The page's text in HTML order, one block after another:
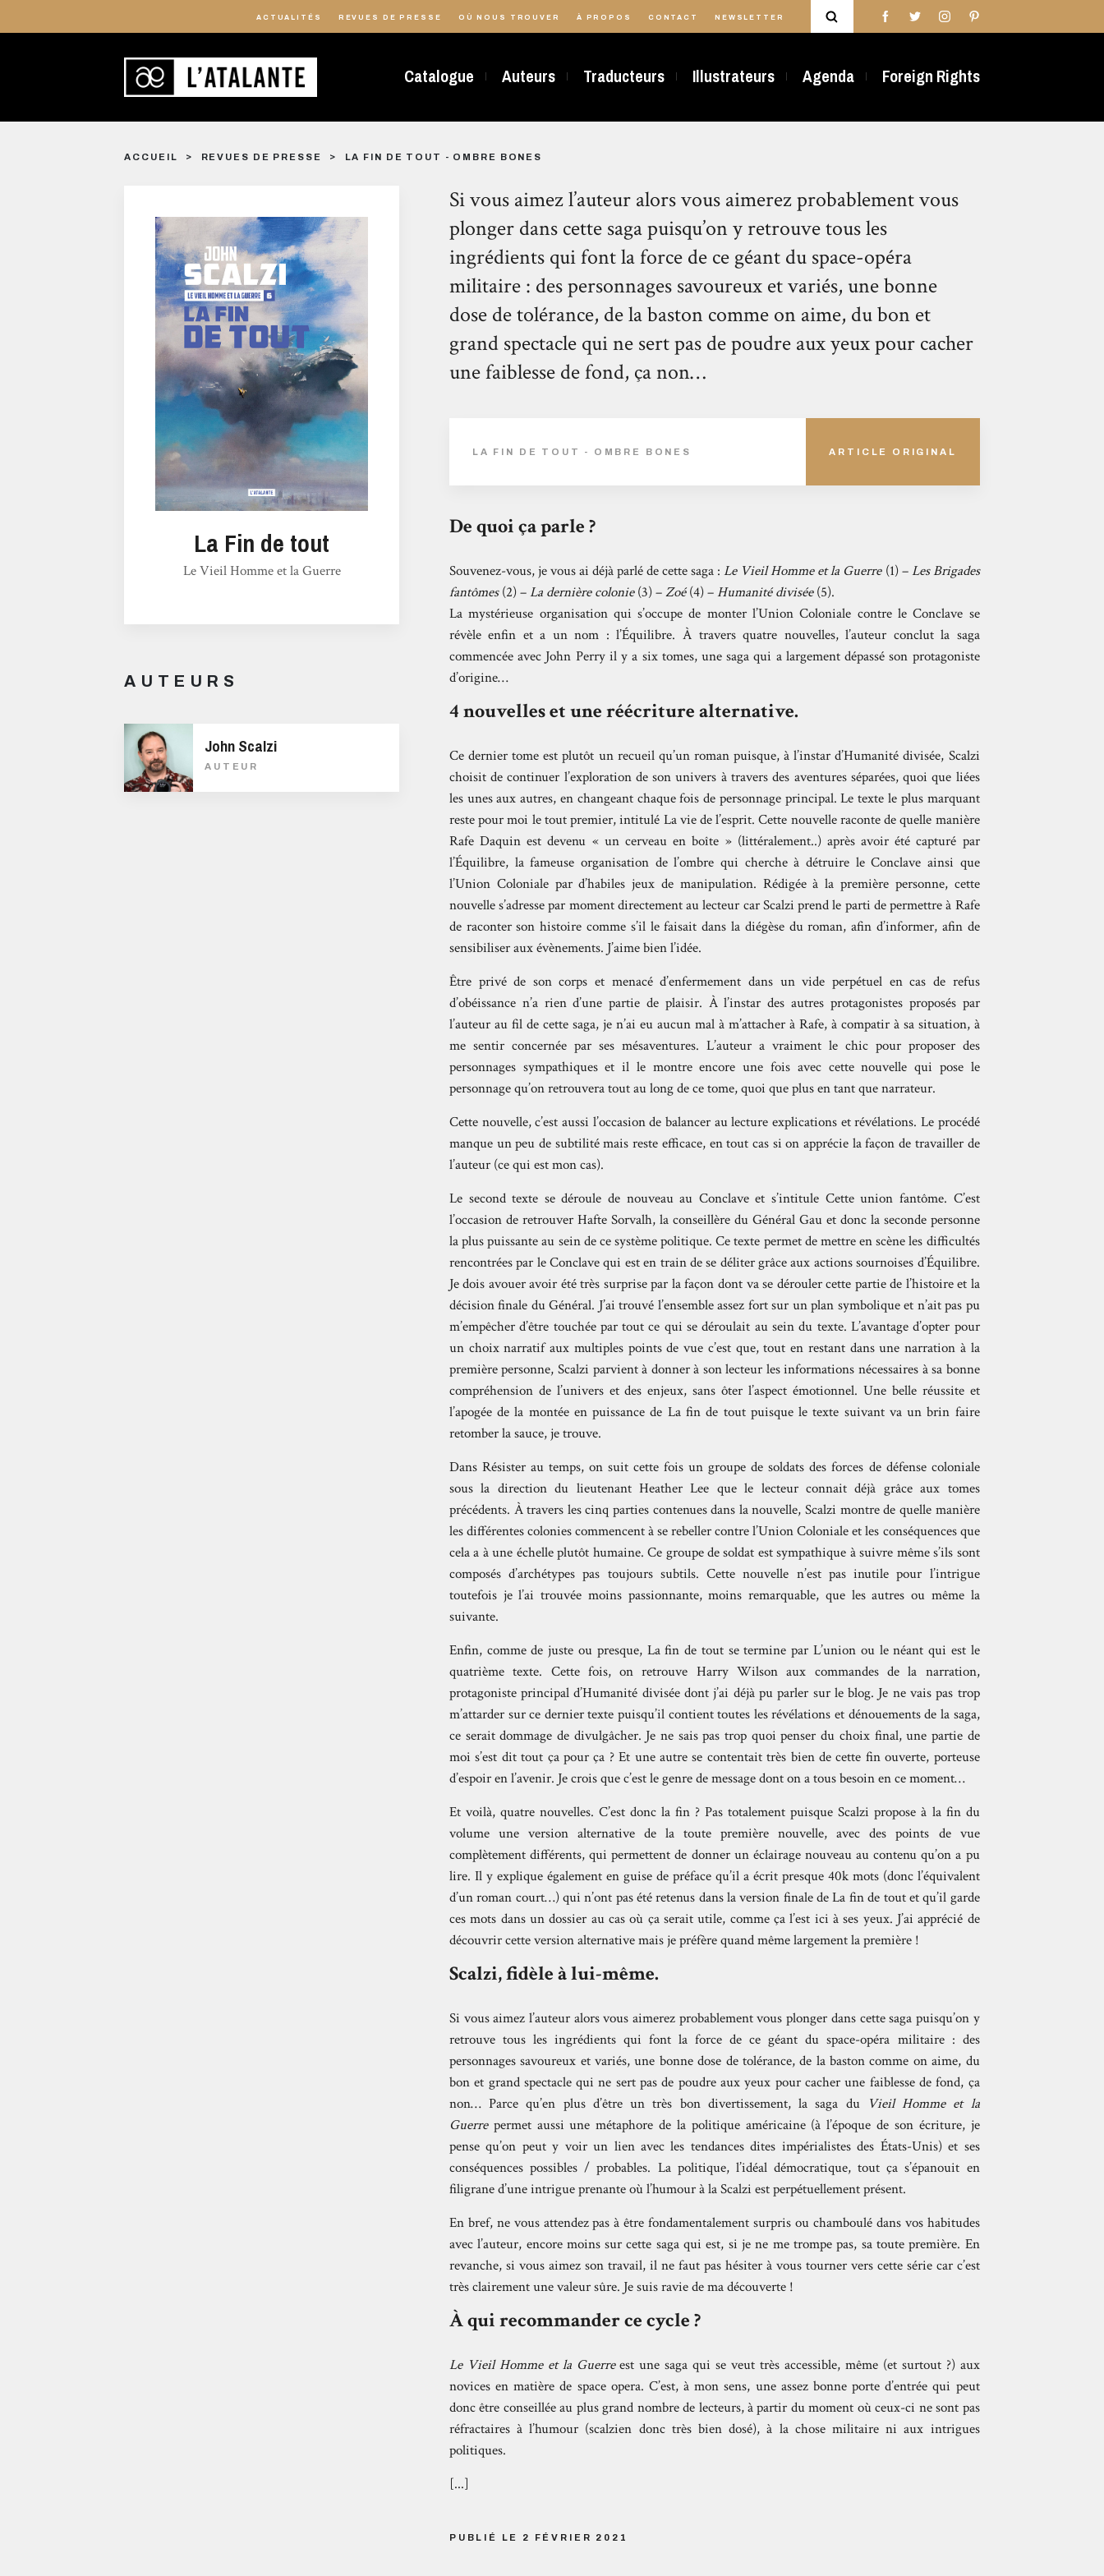
ACTUALITÉS REVUES DE PRESSE OÙ NOUS TROUVER À PROPOS CONTACT NEWSLETTER
Catalogue Auteurs Traducteurs Illustrateurs Agenda Foreign Rights
ACCUEIL REVUES DE PRESSE LA FIN DE TOUT - OMBRE BONES
La Fin de tout
Le Vieil Homme et la Guerre
AUTEURS
John Scalzi
AUTEUR
Si vous aimez l’auteur alors vous aimerez probablement vous
plonger dans cette saga puisqu’on y retrouve tous les
ingrédients qui font la force de ce géant du space-opéra
militaire : des personnages savoureux et variés, une bonne
dose de tolérance, de la baston comme on aime, du bon et
grand spectacle qui ne sert pas de poudre aux yeux pour cacher
une faiblesse de fond, ça non…
LA FIN DE TOUT - OMBRE BONES ARTICLE ORIGINAL
De quoi ça parle ?
Souvenez-vous, je vous ai déjà parlé de cette saga :Le Vieil Homme et la Guerre(1) –Les Brigades
fantômes(2) –La dernière colonie(3) –Zoé(4) –Humanité divisée(5).
La mystérieuse organisation qui s’occupe de monter l’Union Coloniale contre le Conclave se
révèle enfin et a un nom : l’Équilibre. À travers quatre nouvelles, l’auteur conclut la saga
commencée avec John Perry il y a six tomes, une saga qui a largement dépassé son protagoniste
d’origine…
4 nouvelles et une réécriture alternative.
Ce dernier tome est plutôt un recueil qu’un roman puisque, à l’instar d’Humanité divisée, Scalzi
choisit de continuer l’exploration de son univers à travers des aventures séparées, quoi que liées
les unes aux autres, en changeant chaque fois de personnage principal. Le texte le plus marquant
reste pour moi le tout premier, intitulé La vie de l’esprit. Cette nouvelle raconte de quelle manière
Rafe Daquin est devenu « un cerveau en boîte » (littéralement..) après avoir été capturé par
l’Équilibre, la fameuse organisation de l’ombre qui cherche à détruire le Conclave ainsi que
l’Union Coloniale par d’habiles jeux de manipulation. Rédigée à la première personne, cette
nouvelle s’adresse par moment directement au lecteur car Scalzi prend le parti de permettre à Rafe
de raconter son histoire comme s’il le faisait dans la diégèse du roman, afin d’informer, afin de
sensibiliser aux évènements. J’aime bien l’idée.
Être privé de son corps et menacé d’enfermement dans un vide perpétuel en cas de refus
d’obéissance n’a rien d’une partie de plaisir. À l’instar des autres protagonistes proposés par
l’auteur au fil de cette saga, je n’ai eu aucun mal à m’attacher à Rafe, à compatir à sa situation, à
me sentir concernée par ses mésaventures. L’auteur a vraiment le chic pour proposer des
personnages sympathiques et il le montre encore une fois avec cette nouvelle qui pose le
personnage qu’on retrouvera tout au long de ce tome, quoi que plus en tant que narrateur.
Cette nouvelle, c’est aussi l’occasion de balancer au lecture explications et révélations. Le procédé
manque un peu de subtilité mais reste efficace, en tout cas si on apprécie la façon de travailler de
l’auteur (ce qui est mon cas).
Le second texte se déroule de nouveau au Conclave et s’intitule Cette union fantôme. C’est
l’occasion de retrouver Hafte Sorvalh, la conseillère du Général Gau et donc la seconde personne
la plus puissante au sein de ce système politique. Ce texte permet de mettre en scène les difficultés
rencontrées par le Conclave qui est en train de se déliter grâce aux actions sournoises d’Équilibre.
Je dois avouer avoir été très surprise par la façon dont va se dérouler cette partie de l’histoire et la
décision finale du Général. J’ai trouvé l’ensemble assez fort sur un plan symbolique et n’ait pas pu
m’empêcher d’être touchée par tout ce qui se déroulait au sein du texte. L’avantage d’opter pour
un choix narratif aux multiples points de vue c’est que, tout en restant dans une narration à la
première personne, Scalzi parvient à donner à son lecteur les informations nécessaires à sa bonne
compréhension de l’univers et des enjeux, sans ôter l’aspect émotionnel. Une belle réussite et
l’apogée de la montée en puissance de La fin de tout puisque le texte suivant va un brin faire
retomber la sauce, je trouve.
Dans Résister au temps, on suit cette fois un groupe de soldats des forces de défense coloniale
sous la direction du lieutenant Heather Lee que le lecteur connait déjà grâce aux tomes
précédents. À travers les cinq parties contenues dans la nouvelle, Scalzi montre de quelle manière
les différentes colonies commencent à se rebeller contre l’Union Coloniale et les conséquences que
cela a à une échelle plutôt humaine. Ce groupe de soldat est sympathique à suivre même s’ils sont
composés d’archétypes pas toujours subtils. Cette nouvelle n’est pas inutile pour l’intrigue
toutefois je l’ai trouvée moins passionnante, moins remarquable, que les autres ou même la
suivante.
Enfin, comme de juste ou presque, La fin de tout se termine par L’union ou le néant qui est le
quatrième texte. Cette fois, on retrouve Harry Wilson aux commandes de la narration,
protagoniste principal d’Humanité divisée dont j’ai déjà pu parler sur le blog. Je ne vais pas trop
m’attarder sur ce dernier texte puisqu’il contient toutes les révélations et dénouements de la saga,
ce serait dommage de divulgâcher. Je ne sais pas trop quoi penser du choix final, une partie de
moi s’est dit tout ça pour ça ? Et une autre se contentait très bien de cette fin ouverte, porteuse
d’espoir en l’avenir. Je crois que c’est le genre de message dont on a tous besoin en ce moment…
Et voilà, quatre nouvelles. C’est donc la fin ? Pas totalement puisque Scalzi propose à la fin du
volume une version alternative de la toute première nouvelle, avec des points de vue
complètement différents, qui permettent de donner un éclairage nouveau au contenu qu’on a pu
lire. Il y explique également en guise de préface qu’il a écrit presque 40k mots (donc l’équivalent
d’un roman court…) qui n’ont pas été retenus dans la version finale de La fin de tout et qu’il garde
ces mots dans un dossier au cas où ça serait utile, comme ça l’est ici à ses yeux. J’ai apprécié de
découvrir cette version alternative mais je préfère quand même largement la première !
Scalzi, fidèle à lui-même.
Si vous aimez l’auteur alors vous aimerez probablement vous plonger dans cette saga puisqu’on y
retrouve tous les ingrédients qui font la force de ce géant du space-opéra militaire : des
personnages savoureux et variés, une bonne dose de tolérance, de la baston comme on aime, du
bon et grand spectacle qui ne sert pas de poudre aux yeux pour cacher une faiblesse de fond, ça
non… Parce qu’en plus d’être un très bon divertissement, la saga du Vieil Homme et la
Guerrepermet aussi une métaphore de la politique américaine (à l’époque de son écriture, je
pense qu’on peut y voir un lien avec les tendances dites impérialistes des États-Unis) et ses
conséquences possibles / probables. La politique, l’idéal démocratique, tout ça s’épanouit en
filigrane d’une intrigue prenante où l’humour à la Scalzi est perpétuellement présent.
En bref, ne vous attendez pas à être fondamentalement surpris ou chamboulé dans vos habitudes
avec l’auteur, encore moins sur cette saga qui est, si je ne me trompe pas, sa toute première. En
revanche, si vous aimez son travail, il ne faut pas hésiter à vous tourner vers cette série car c’est
très clairement une valeur sûre. Je suis ravie de ma découverte !
À qui recommander ce cycle ?
Le Vieil Homme et la Guerreest une saga qui se veut très accessible, même (et surtout ?) aux
novices en matière de space opera. C’est, à mon sens, une assez bonne porte d’entrée qui peut
donc être conseillée au plus grand nombre de lecteurs, à partir du moment où ceux-ci ne sont pas
réfractaires à l’humour (scalzien donc très bien dosé), à la chose militaire ni aux intrigues
politiques.
[...]
PUBLIÉ LE 2 FÉVRIER 2021